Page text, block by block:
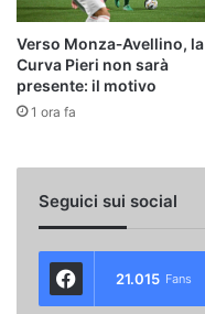
Verso Monza‑Avellino, la
Curva Pieri non sarà
presente: il motivo
1 ora fa
Seguici sui social
21.015 Fans